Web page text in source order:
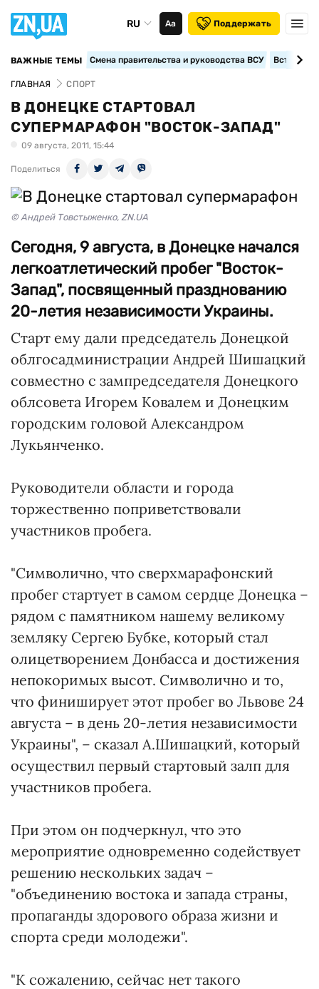
RU Аа Поддержать
ВАЖНЫЕ ТЕМЫ Смена правительства и руководства ВСУ
ГЛАВНАЯ СПОРТ
В ДОНЕЦКЕ СТАРТОВАЛ
СУПЕРМАРАФОН "ВОСТОК-ЗАПАД"
09 августа, 2011, 15:44
Поделиться
© Андрей Товстыженко, ZN.UA
Сегодня, 9 августа, в Донецке начался
легкоатлетический пробег "Восток-
Запад", посвященный празднованию
20-летия независимости Украины.
Старт ему дали председатель Донецкой
облгосадминистрации Андрей Шишацкий
совместно с зампредседателя Донецкого
облсовета Игорем Ковалем и Донецким
городским головой Александром
Лукьянченко.
Руководители области и города
торжественно поприветствовали
участников пробега.
"Символично, что сверхмарафонский
пробег стартует в самом сердце Донецка –
рядом с памятником нашему великому
земляку Сергею Бубке, который стал
олицетворением Донбасса и достижения
непокоримых высот. Символично и то,
что финиширует этот пробег во Львове 24
августа – в день 20-летия независимости
Украины", – сказал А.Шишацкий, который
осуществил первый стартовый залп для
участников пробега.
При этом он подчеркнул, что это
мероприятие одновременно содействует
решению нескольких задач –
"объединению востока и запада страны,
пропаганды здорового образа жизни и
спорта среди молодежи".
"К сожалению, сейчас нет такого